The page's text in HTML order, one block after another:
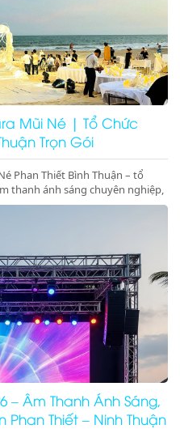
Mũi Né | Tổ Chức
Trọn Gói
Phan Thiết Bình Thuận – tổ
thanh ánh sáng chuyên nghiệp,
mạn, đẳng cấp
– Âm Thanh Ánh Sáng,
Phan Thiết – Ninh Thuận